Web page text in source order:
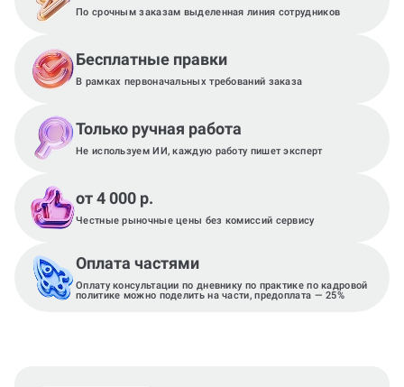
По срочным заказам выделенная линия сотрудников
Бесплатные правки
В рамках первоначальных требований заказа
Только ручная работа
Не используем ИИ, каждую работу пишет эксперт
от 4 000 р.
Честные рыночные цены без комиссий сервису
Оплата частями
Оплату консультации по дневнику по практике по кадровой
политике можно поделить на части, предоплата — 25%